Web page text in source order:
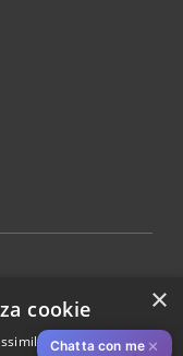
Chatta con me ✕
×
cookie
strettamente